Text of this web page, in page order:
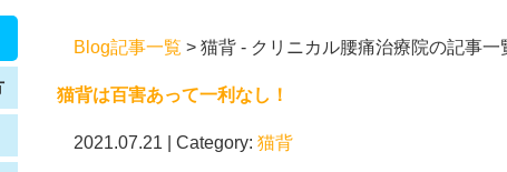
Blog記事一覧 > 猫背 - クリニカル腰痛治療院の記事一
猫背は百害あって一利なし！
2021.07.21 | Category: 猫背